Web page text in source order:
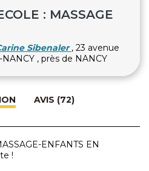
: MASSAGE
Sibenaler , 23 avenue
, près de NANCY
AVIS (72)
ENFANTS EN
!